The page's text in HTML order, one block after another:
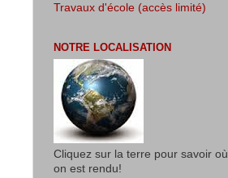
Travaux d'école (accès limité)
NOTRE LOCALISATION
Cliquez sur la terre pour savoir où
on est rendu!